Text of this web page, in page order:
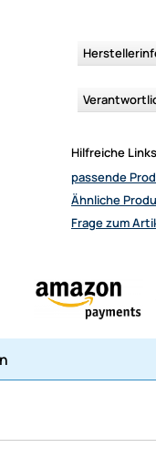
Hilfreiche Links
passende
Ähnliche
Frage zum